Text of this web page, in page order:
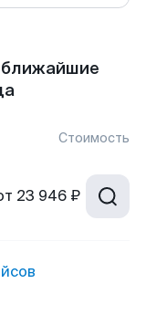
ближайшие
Стоимость
23 946 ₽